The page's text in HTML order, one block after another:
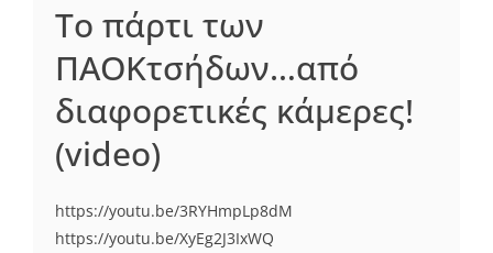
Το πάρτι των
ΠΑΟΚτσήδων…από
διαφορετικές κάμερες!
(video)
https://youtu.be/3RYHmpLp8dM
https://youtu.be/XyEg2J3IxWQ